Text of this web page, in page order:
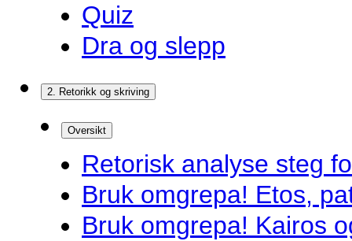
Quiz
Dra og slepp
2. Retorikk og skriving
Oversikt
Retorisk analyse steg
Bruk omgrepa! Etos,
Bruk omgrepa! Kairos